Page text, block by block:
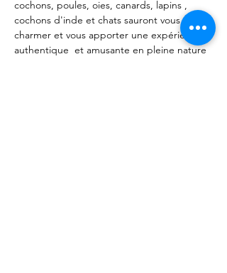
cochons, poules, oies, canards, lapins ,
cochons d'inde et chats sauront vous
charmer et vous apporter une expérience
authentique  et amusante en pleine nature